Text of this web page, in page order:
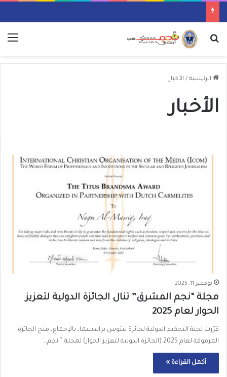
بحث عن
الرئيسية / الأخبار
الأخبار
نوفمبر 11, 2025
مجلة “نجم المشرق” تنال الجائزة الدولية لتعزيز
الحوار لعام 2025
قرّرت لجنة التحكيم الدولية لجائزة تيتوس براندسما، بالإجماع، منح الجائزة
المرموقة لعام 2025 (الجائزة الدولية لتعزيز الحوار) لمجلة ” نجم…
أكمل القراءة »